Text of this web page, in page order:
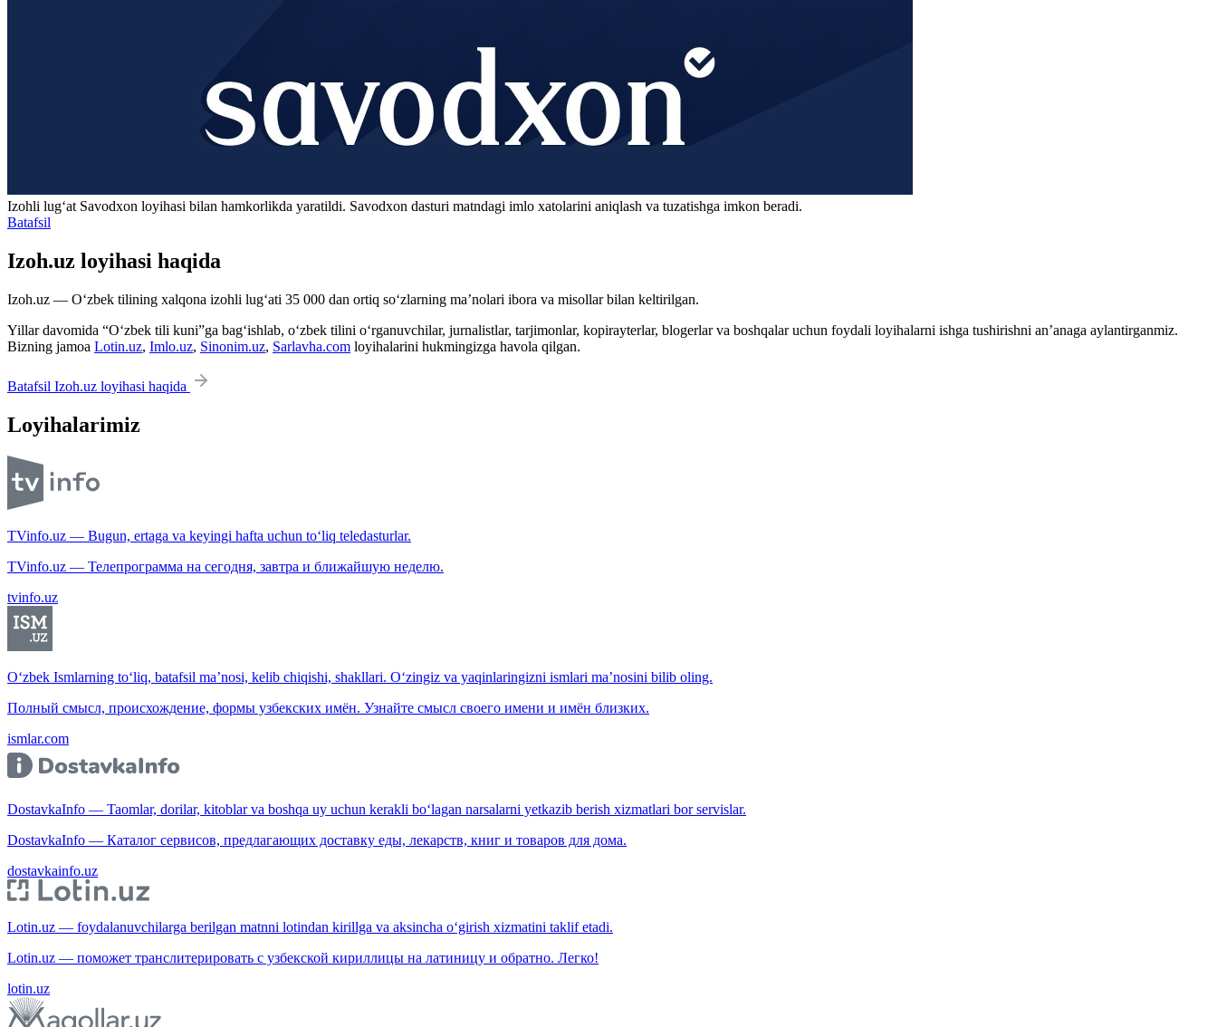
Izohli lugʻat Savodxon loyihasi bilan hamkorlikda yaratildi. Savodxon dasturi matndagi imlo xatolarini aniqlash va tuzatishga imkon beradi.
Batafsil
Izoh.uz loyihasi haqida
Izoh.uz — O‘zbek tilining xalqona izohli lug‘ati 35 000 dan ortiq so‘zlarning ma’nolari ibora va misollar bilan keltirilgan.
Yillar davomida “O‘zbek tili kuni”ga bag‘ishlab, o‘zbek tilini o‘rganuvchilar, jurnalistlar, tarjimonlar, kopirayterlar, blogerlar va boshqalar uchun foydali loyihalarni ishga tushirishni an’anaga aylantirganmiz.
Bizning jamoa Lotin.uz, Imlo.uz, Sinonim.uz, Sarlavha.com loyihalarini hukmingizga havola qilgan.
Batafsil Izoh.uz loyihasi haqida
Loyihalarimiz
TVinfo.uz — Bugun, ertaga va keyingi hafta uchun to‘liq teledasturlar.
TVinfo.uz — Телепрограмма на сегодня, завтра и ближайшую неделю.
tvinfo.uz
O‘zbek Ismlarning to‘liq, batafsil ma’nosi, kelib chiqishi, shakllari. O‘zingiz va yaqinlaringizni ismlari ma’nosini bilib oling.
Полный смысл, происхождение, формы узбекских имён. Узнайте смысл своего имени и имён близких.
ismlar.com
DostavkaInfo — Taomlar, dorilar, kitoblar va boshqa uy uchun kerakli bo‘lagan narsalarni yetkazib berish xizmatlari bor servislar.
DostavkaInfo — Каталог сервисов, предлагающих доставку еды, лекарств, книг и товаров для дома.
dostavkainfo.uz
Lotin.uz — foydalanuvchilarga berilgan matnni lotindan kirillga va aksincha o‘girish xizmatini taklif etadi.
Lotin.uz — поможет транслитерировать с узбекской кириллицы на латиницу и обратно. Легко!
lotin.uz